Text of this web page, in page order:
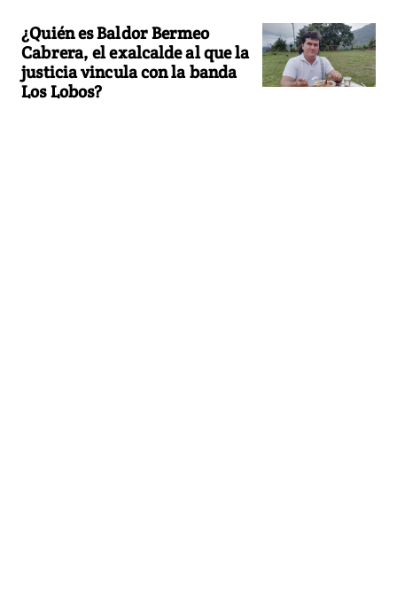
¿Quién es Baldor Bermeo
Cabrera, el exalcalde al que la
justicia vincula con la banda
Los Lobos?